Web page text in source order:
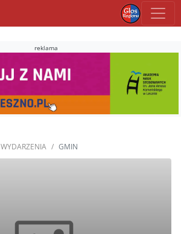
reklama
WYDARZENIA GMIN